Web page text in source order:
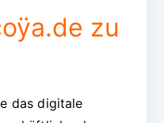
zu
das digitale